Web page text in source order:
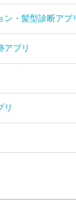
ン・髪型診断アプ
アプリ
リ